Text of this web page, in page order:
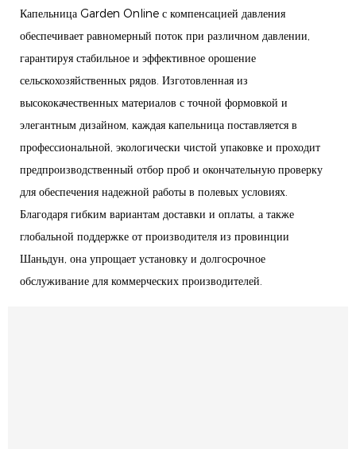
Капельница Garden Online с компенсацией давления
обеспечивает равномерный поток при различном давлении,
гарантируя стабильное и эффективное орошение
сельскохозяйственных рядов. Изготовленная из
высококачественных материалов с точной формовкой и
элегантным дизайном, каждая капельница поставляется в
профессиональной, экологически чистой упаковке и проходит
предпроизводственный отбор проб и окончательную проверку
для обеспечения надежной работы в полевых условиях.
Благодаря гибким вариантам доставки и оплаты, а также
глобальной поддержке от производителя из провинции
Шаньдун, она упрощает установку и долгосрочное
обслуживание для коммерческих производителей.